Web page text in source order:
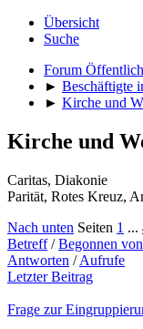
Übersicht
Suche
Forum
► Beschäftigte
► Kirche und
Kirche und
Caritas, Diakonie
Parität, Rotes Kreuz,
Nach unten Seiten 1 ...
Betreff/Begonnen von
Antworten /Aufrufe
Letzter Beitrag
Frage zur